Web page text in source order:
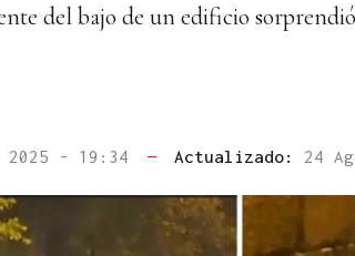
del bajo de un edificio sorprendió
2025 - 19:34 — Actualizado: 24